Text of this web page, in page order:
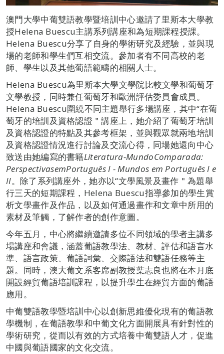
澳門大學中葡雙語教學暨培訓中心邀請了里斯本大學教
授Helena Buescu主講系列講座和為短期課程授課。
Helena Buescu分享了自身的學術研究及經驗，並與現
場的老師和學生們互相交流。參加者有不同高校的老
師、學生以及其他葡語範疇的相關人士。
Helena Buescu為里斯本大學文學院比較文學和葡萄牙
文學教授，同時兼任葡萄牙和歐洲評估委員會成員。
Helena Buescu圍繞不同主題舉行多場講座，其中“在葡
萄牙的培訓及資格認證＂講座上，她介紹了葡萄牙培訓
及資格認證的特點及其參考框架，並與觀眾就兩地培訓
及資格認證情況進行討論及交流心得，同場她還向中心
致送由她編寫的書籍Literatura-MundoComparada:
PerspectivasemPortuguês I - Mundos em Português I e
II。除了系列講座外，她亦以“文學風景及畫作＂為題舉
行三天的短期課程，Helena Buescu指導參加的學生賞
析文學畫作及作品，以及如何通過畫作和文章中所用的
素材及筆觸，了解作者的創作意圖。
今年五月，中心將繼續邀請多位不同領域的學者主講多
場講座和會議，涵蓋葡語教學法、教材、評估和語言水
準、語言政策、葡語詞彙、交際語法和雙語任務等主
題。同時，澳大葡文系客席副教授葉志良也將在本月底
開設經貿葡語培訓課程，以提升學生在經貿方面的葡語
應用。
中葡雙語教學暨培訓中心以創新思維優化現有的葡語教
學機制，在葡語教學和中葡文化方面開展具有針對性的
學術研究，從而以有效的方式培養中葡雙語人才，促進
中國與葡語國家的文化交流。